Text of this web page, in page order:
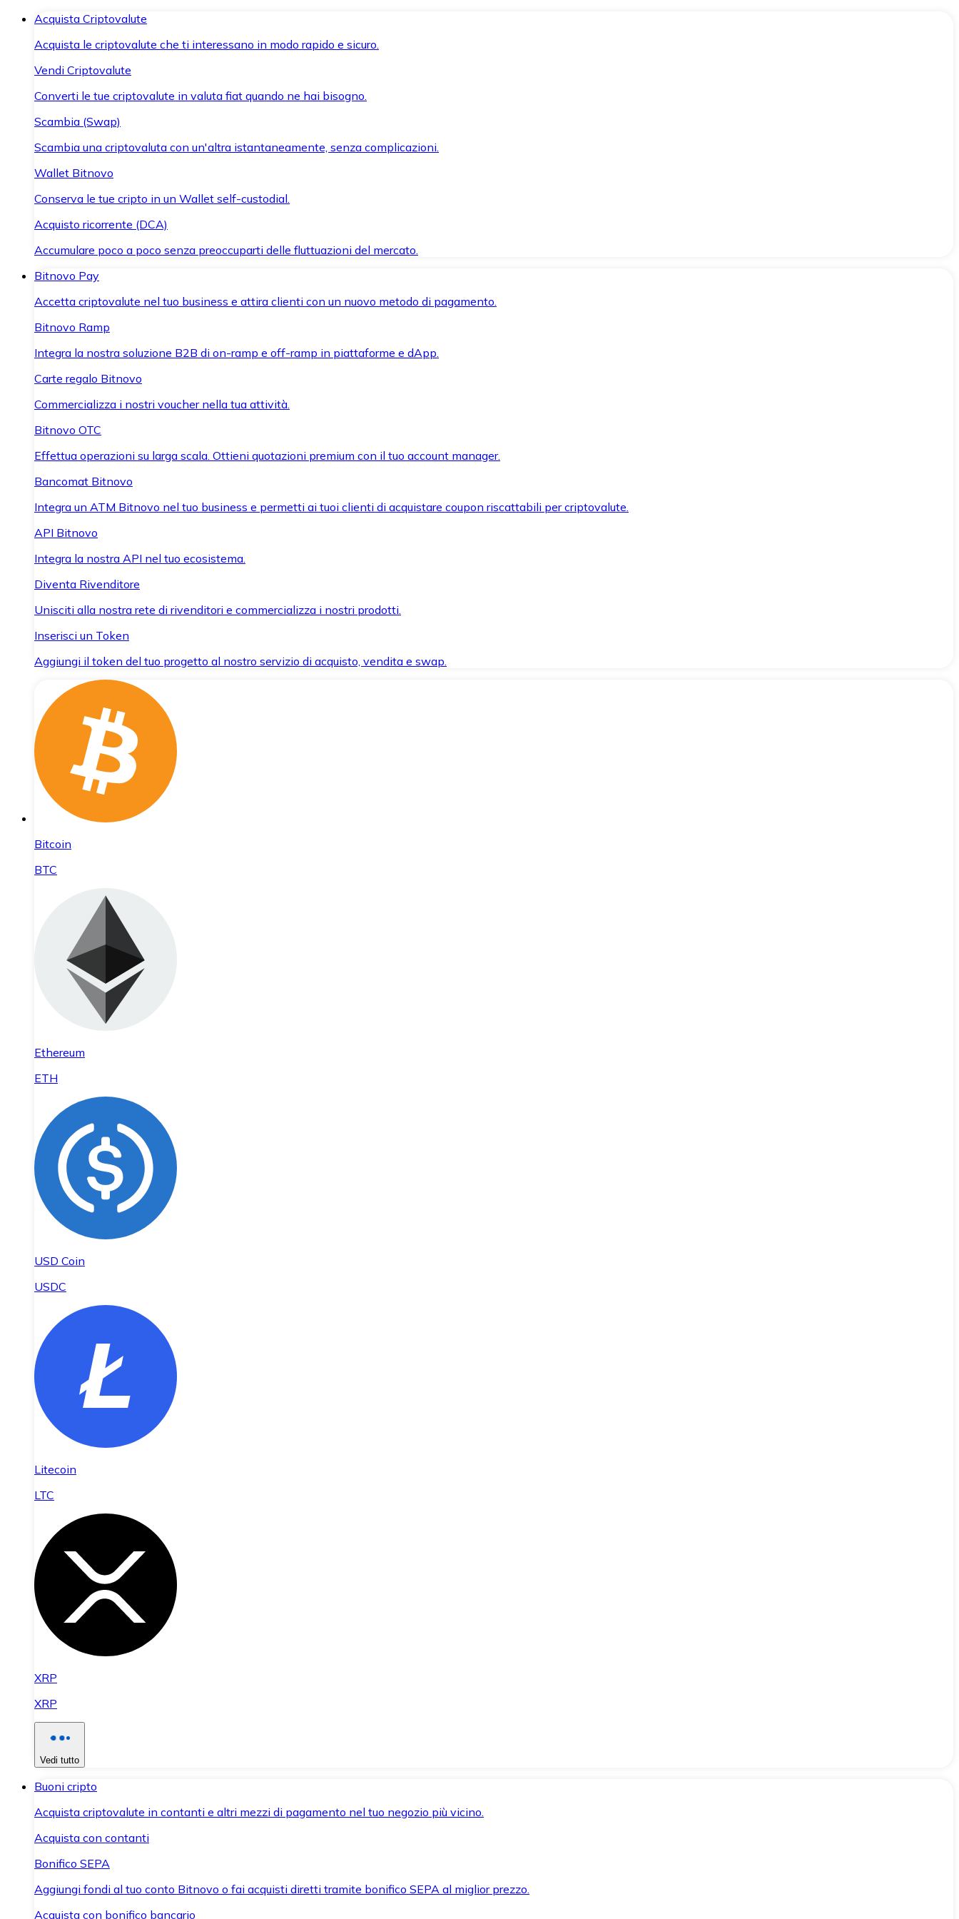
Acquista Criptovalute
Acquista le criptovalute che ti interessano in modo rapido e sicuro.
Vendi Criptovalute
Converti le tue criptovalute in valuta fiat quando ne hai bisogno.
Scambia (Swap)
Scambia una criptovaluta con un'altra istantaneamente, senza complicazioni.
Wallet Bitnovo
Conserva le tue cripto in un Wallet self-custodial.
Acquisto ricorrente (DCA)
Accumulare poco a poco senza preoccuparti delle fluttuazioni del mercato.
Bitnovo Pay
Accetta criptovalute nel tuo business e attira clienti con un nuovo metodo di pagamento.
Bitnovo Ramp
Integra la nostra soluzione B2B di on-ramp e off-ramp in piattaforme e dApp.
Carte regalo Bitnovo
Commercializza i nostri voucher nella tua attività.
Bitnovo OTC
Effettua operazioni su larga scala. Ottieni quotazioni premium con il tuo account manager.
Bancomat Bitnovo
Integra un ATM Bitnovo nel tuo business e permetti ai tuoi clienti di acquistare coupon riscattabili per criptovalute.
API Bitnovo
Integra la nostra API nel tuo ecosistema.
Diventa Rivenditore
Unisciti alla nostra rete di rivenditori e commercializza i nostri prodotti.
Inserisci un Token
Aggiungi il token del tuo progetto al nostro servizio di acquisto, vendita e swap.
Bitcoin
BTC
Ethereum
ETH
USD Coin
USDC
Litecoin
LTC
XRP
XRP
Vedi tutto
Buoni cripto
Acquista criptovalute in contanti e altri mezzi di pagamento nel tuo negozio più vicino.
Acquista con contanti
Bonifico SEPA
Aggiungi fondi al tuo conto Bitnovo o fai acquisti diretti tramite bonifico SEPA al miglior prezzo.
Acquista con bonifico bancario